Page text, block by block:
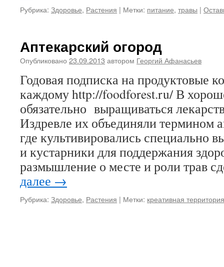
Рубрика: Здоровье, Растения | Метки: питание, травы |
Аптекарский огород
Опубликовано 23.09.2013 автором Георгий Афанасьев
Годовая подписка на продуктовые
каждому http://foodforest.ru/ В
обязательно выращиваться
Издревле их объединяли термином
где культивировались специально
и кустарники для поддержания
размышление о месте и роли трав
далее →
Рубрика: Здоровье, Растения | Метки: креативная территория